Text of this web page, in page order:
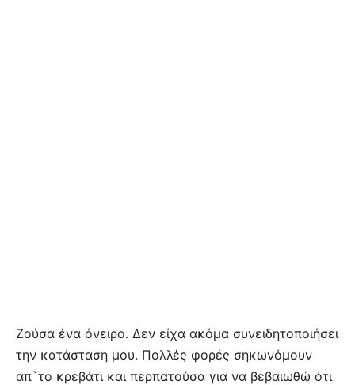
Ζούσα ένα όνειρο. Δεν είχα ακόμα συνειδητοποιήσει
την κατάσταση μου. Πολλές φορές σηκωνόμουν
απ`το κρεβάτι και περπατούσα για να βεβαιωθώ ότι